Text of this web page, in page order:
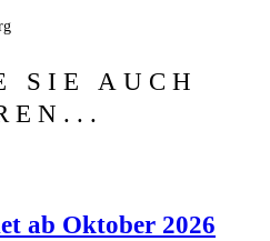
SIE AUCH
ab Okto­ber 2026